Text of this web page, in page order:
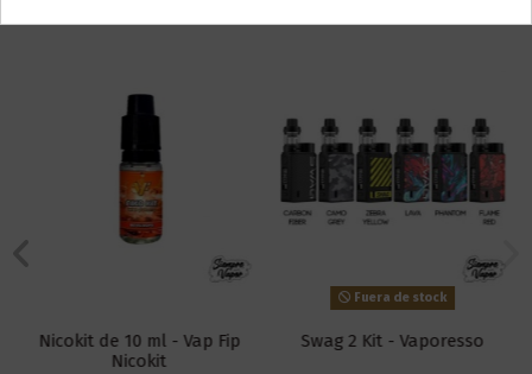
Nicokit de 10 ml - Vap Fip
Nicokit
Fuera de stock
Swag 2 Kit - Vaporesso